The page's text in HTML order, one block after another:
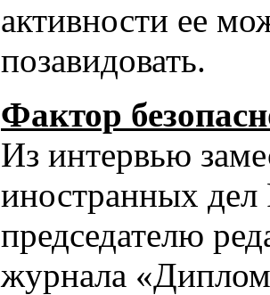
активности ее
позавидовать.
Фактор
Из интервью
иностранных
председателю
журнала